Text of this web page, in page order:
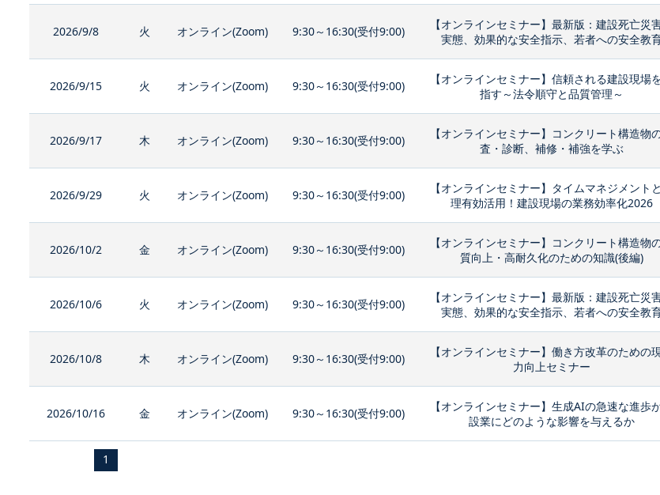
2026/9/8 火 オンライン(Zoom) 9:30～16:30(受付9:00)
【オンラインセミナー】最新版：建設死亡災
実態、効果的な安全指示、若者への安全教
2026/9/15 火 オンライン(Zoom) 9:30～16:30(受付9:00)
【オンラインセミナー】信頼される建設現場
指す～法令順守と品質管理～
2026/9/17 木 オンライン(Zoom) 9:30～16:30(受付9:00)
【オンラインセミナー】コンクリート構造物
査・診断、補修・補強を学ぶ
2026/9/29 火 オンライン(Zoom) 9:30～16:30(受付9:00)
【オンラインセミナー】タイムマネジメント
理有効活用！建設現場の業務効率化2026
2026/10/2 金 オンライン(Zoom) 9:30～16:30(受付9:00)
【オンラインセミナー】コンクリート構造物
質向上・高耐久化のための知識(後編)
2026/10/6 火 オンライン(Zoom) 9:30～16:30(受付9:00)
【オンラインセミナー】最新版：建設死亡災
実態、効果的な安全指示、若者への安全教
2026/10/8 木 オンライン(Zoom) 9:30～16:30(受付9:00)
【オンラインセミナー】働き方改革のための
力向上セミナー
2026/10/16 金 オンライン(Zoom) 9:30～16:30(受付9:00)
【オンラインセミナー】生成AIの急速な進歩
設業にどのような影響を与えるか
1